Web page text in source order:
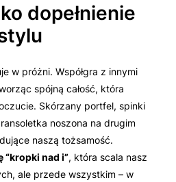
dopełnienie
w próżni. Współgra z innymi
spójną całość, która
Skórzany portfel, spinki
noszona na drugim
naszą tożsamość.
“kropki nad i”, która scala nasz
ale przede wszystkim – w